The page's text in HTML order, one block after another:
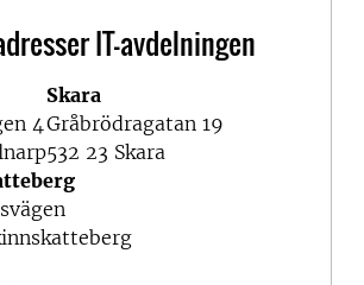
IT-avdelningen
4
Skara
Gråbrödragatan 19
532 23 Skara